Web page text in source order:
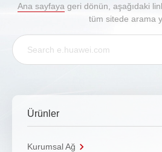
Ana sayfaya geri dönün, aşağıdaki
tüm sitede arama
Ürünler
Kurumsal Ağ